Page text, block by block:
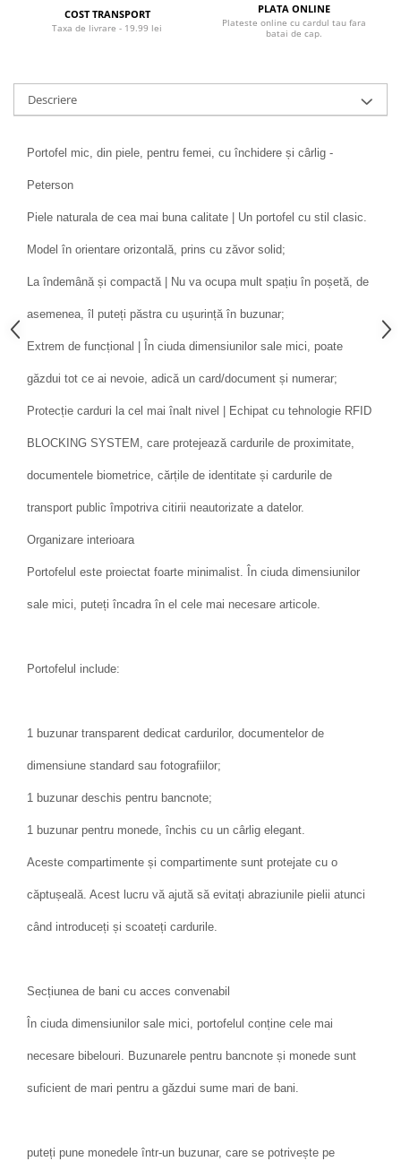
COST TRANSPORT
Taxa de livrare - 19.99 lei
PLATA ONLINE
Plateste online cu cardul tau fara
batai de cap.
Descriere
Portofel mic, din piele, pentru femei, cu închidere și cârlig -
Peterson
Piele naturala de cea mai buna calitate | Un portofel cu stil clasic.
Model în orientare orizontală, prins cu zăvor solid;
La îndemână și compactă | Nu va ocupa mult spațiu în poșetă, de
asemenea, îl puteți păstra cu ușurință în buzunar;
Extrem de funcțional | În ciuda dimensiunilor sale mici, poate
găzdui tot ce ai nevoie, adică un card/document și numerar;
Protecție carduri la cel mai înalt nivel | Echipat cu tehnologie RFID
BLOCKING SYSTEM, care protejează cardurile de proximitate,
documentele biometrice, cărțile de identitate și cardurile de
transport public împotriva citirii neautorizate a datelor.
Organizare interioara
Portofelul este proiectat foarte minimalist. În ciuda dimensiunilor
sale mici, puteți încadra în el cele mai necesare articole.
Portofelul include:
1 buzunar transparent dedicat cardurilor, documentelor de
dimensiune standard sau fotografiilor;
1 buzunar deschis pentru bancnote;
1 buzunar pentru monede, închis cu un cârlig elegant.
Aceste compartimente și compartimente sunt protejate cu o
căptușeală. Acest lucru vă ajută să evitați abraziunile pielii atunci
când introduceți și scoateți cardurile.
Secțiunea de bani cu acces convenabil
În ciuda dimensiunilor sale mici, portofelul conține cele mai
necesare bibelouri. Buzunarele pentru bancnote și monede sunt
suficient de mari pentru a găzdui sume mari de bani.
puteți pune monedele într-un buzunar, care se potrivește pe